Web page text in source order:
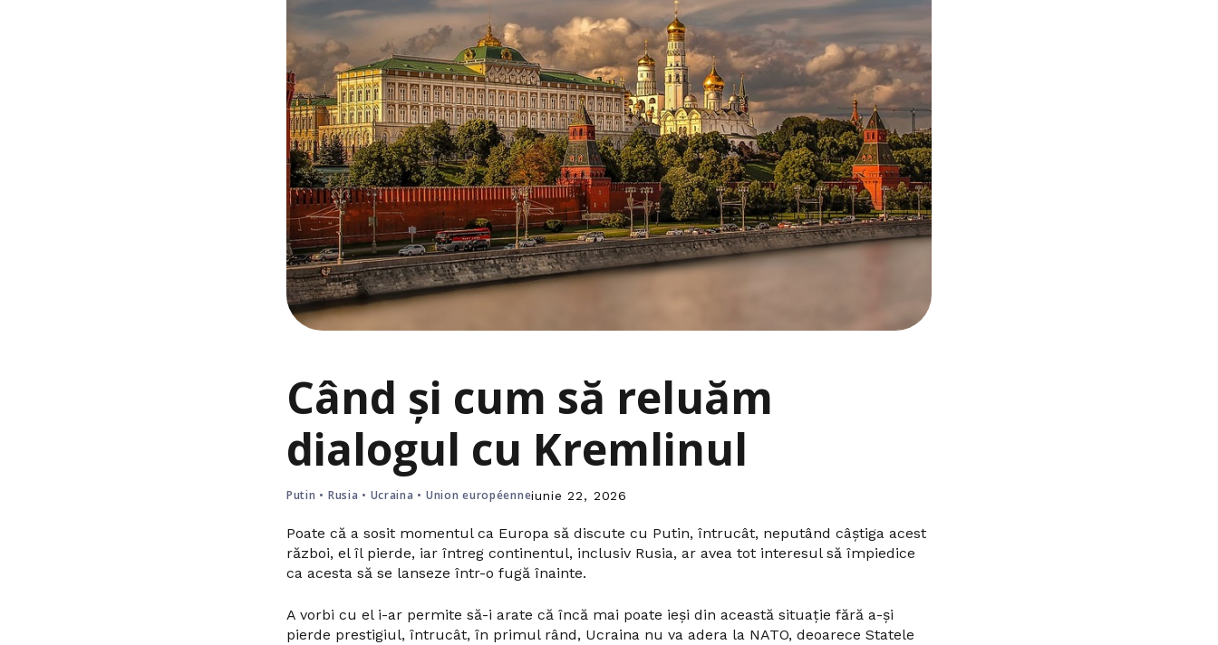
Când și cum să reluăm
dialogul cu Kremlinul
Putin • Rusia • Ucraina • Union européenneiunie 22, 2026
Poate că a sosit momentul ca Europa să discute cu Putin, întrucât, neputând câștiga acest
război, el îl pierde, iar întreg continentul, inclusiv Rusia, ar avea tot interesul să împiedice
ca acesta să se lanseze într-o fugă înainte.
A vorbi cu el i-ar permite să-i arate că încă mai poate ieși din această situație fără a-și
pierde prestigiul, întrucât, în primul rând, Ucraina nu va adera la NATO, deoarece Statele